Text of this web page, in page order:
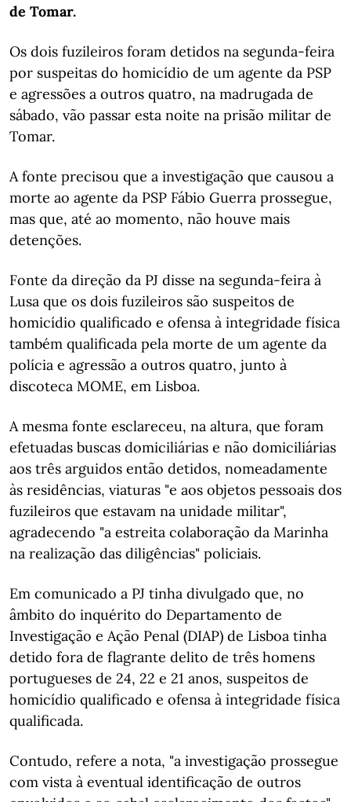
de Tomar.
Os dois fuzileiros foram detidos na segunda-feira
por suspeitas do homicídio de um agente da PSP
e agressões a outros quatro, na madrugada de
sábado, vão passar esta noite na prisão militar de
Tomar.
A fonte precisou que a investigação que causou a
morte ao agente da PSP Fábio Guerra prossegue,
mas que, até ao momento, não houve mais
detenções.
Fonte da direção da PJ disse na segunda-feira à
Lusa que os dois fuzileiros são suspeitos de
homicídio qualificado e ofensa à integridade física
também qualificada pela morte de um agente da
polícia e agressão a outros quatro, junto à
discoteca MOME, em Lisboa.
A mesma fonte esclareceu, na altura, que foram
efetuadas buscas domiciliárias e não domiciliárias
aos três arguidos então detidos, nomeadamente
às residências, viaturas "e aos objetos pessoais dos
fuzileiros que estavam na unidade militar",
agradecendo "a estreita colaboração da Marinha
na realização das diligências" policiais.
Em comunicado a PJ tinha divulgado que, no
âmbito do inquérito do Departamento de
Investigação e Ação Penal (DIAP) de Lisboa tinha
detido fora de flagrante delito de três homens
portugueses de 24, 22 e 21 anos, suspeitos de
homicídio qualificado e ofensa à integridade física
qualificada.
Contudo, refere a nota, "a investigação prossegue
com vista à eventual identificação de outros